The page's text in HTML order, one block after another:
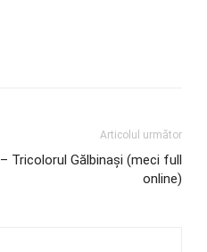
Articolul următor
Tricolorul Gălbinaşi (meci full
online)